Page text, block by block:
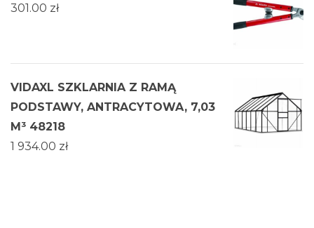
301.00 zł
VIDAXL SZKLARNIA Z RAMĄ
PODSTAWY, ANTRACYTOWA, 7,03
M³ 48218
1 934.00 zł